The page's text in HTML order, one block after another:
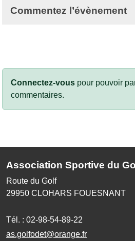
Commentez l’évènement
Connectez-vous pour pouvoir
commentaires.
Association Sportive du
Route du Golf
29950 CLOHARS FOUESNANT
Tél. : 02-98-54-89-22
as.golfodet@orange.fr